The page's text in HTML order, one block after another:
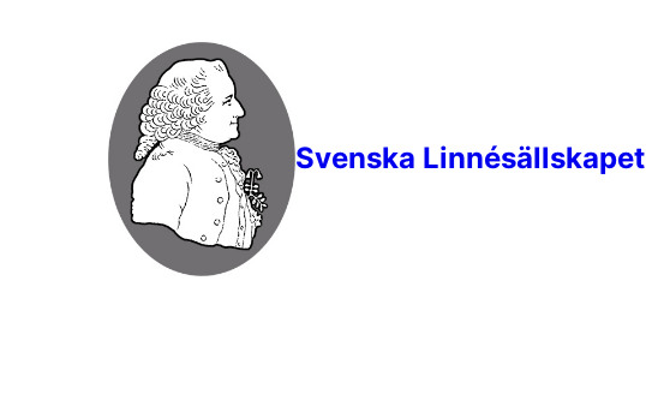
Svenska Linnésällskapet